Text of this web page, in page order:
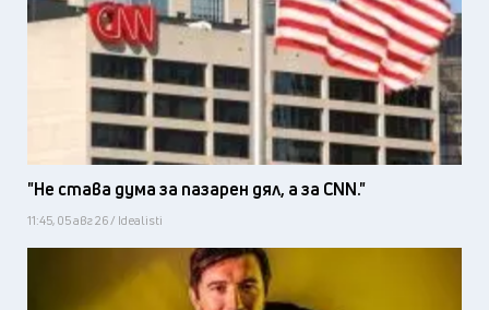
"Не става дума за пазарен дял, а за CNN."
11:45, 05 авг 26 / Idealisti